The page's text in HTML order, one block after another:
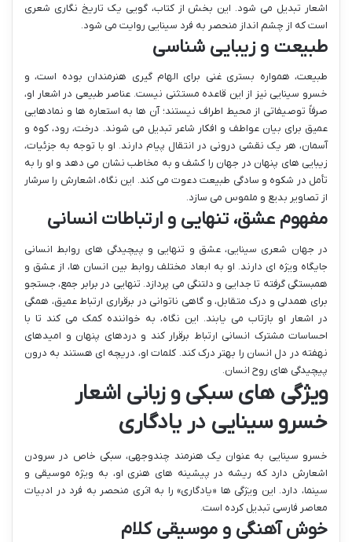
اشعار تبدیل می شود. این بخش از کتاب، گویی یک تاریخ نگاری شعری
است که از چشم انداز منحصر به فرد سینایی روایت می شود.
طبیعت و زیبایی شناسی
طبیعت، همواره بستری غنی برای الهام گیری هنرمندان بوده است، و
خسرو سینایی نیز از این قاعده مستثنی نیست. عناصر طبیعی در اشعار او،
صرفاً توصیفاتی از محیط اطراف نیستند؛ آن ها به استعاره ها و نمادهایی
عمیق برای بیان عواطف و افکار شاعر تبدیل می شوند. درخت، رود، کوه و
آسمان، هر یک نقشی درونی در انتقال پیام دارند. او با توجه به جزئیات،
زیبایی های پنهان در جهان را کشف و به مخاطب نشان می دهد و او را به
تأمل در شکوه و سادگی طبیعت دعوت می کند. این نگاه، اشعارش را سرشار
از تصاویر بدیع و ملموس می سازد.
مفهوم عشق، تنهایی و ارتباطات انسانی
در جهان شعری سینایی، عشق و تنهایی و پیچیدگی های روابط انسانی
جایگاه ویژه ای دارند. او به ابعاد مختلف روابط بین انسان ها، از عشق و
همبستگی گرفته تا جدایی و دلتنگی می پردازد. تنهایی در برابر جمع، جستجو
برای همدلی و درک متقابل، و گاهی ناتوانی در برقراری ارتباط عمیق، همگی
در اشعار او بازتاب می یابند. این نگاه، به خواننده کمک می کند تا با
احساسات مشترک انسانی ارتباط برقرار کند و دردهای پنهان و امیدهای
نهفته در دل انسان را بهتر درک کند. کلمات او، دریچه ای هستند به درون
پیچیدگی های روح انسان.
ویژگی های سبکی و زبانی اشعار
خسرو سینایی در یادگاری
خسرو سینایی به عنوان یک هنرمند چندوجهی، سبکی خاص در سرودن
اشعارش دارد که ریشه در پیشینه های هنری او، به ویژه موسیقی و
سینما، دارد. این ویژگی ها «یادگاری» را به اثری منحصر به فرد در ادبیات
معاصر فارسی تبدیل کرده است.
خوش آهنگی و موسیقی کلام